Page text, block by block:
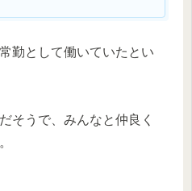
勤として働いていたとい
そうで、みんなと仲良く